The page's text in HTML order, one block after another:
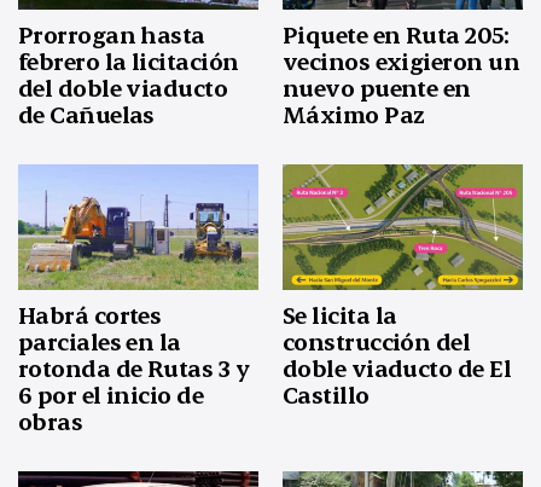
Prorrogan hasta
febrero la licitación
del doble viaducto
de Cañuelas
Piquete en Ruta 205:
vecinos exigieron un
nuevo puente en
Máximo Paz
Habrá cortes
parciales en la
rotonda de Rutas 3 y
6 por el inicio de
obras
Se licita la
construcción del
doble viaducto de El
Castillo